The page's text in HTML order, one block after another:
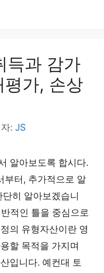
득과 감가
가, 손상
: JS
알아보도록 합시다.
부터, 추가적으로 알
히 알아보겠습니
적인 틀을 중심으로
의 유형자산이란 영
할 목적을 가지며
입니다. 예컨대 토